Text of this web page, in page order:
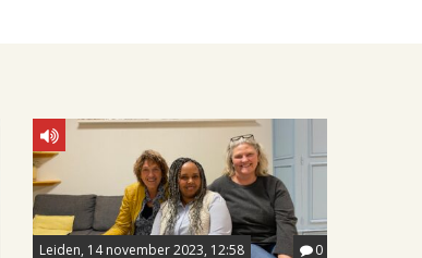
Leiden, 14 november 2023, 12:58 0